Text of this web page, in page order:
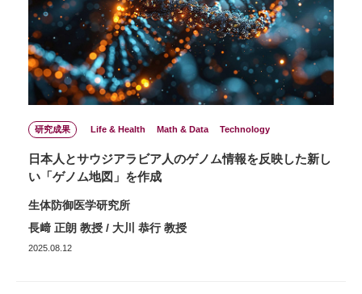
研究成果 Life & Health Math & Data Technology
日本人とサウジアラビア人のゲノム情報を反映した新し
い「ゲノム地図」を作成
生体防御医学研究所
長﨑 正朗 教授 / 大川 恭行 教授
2025.08.12